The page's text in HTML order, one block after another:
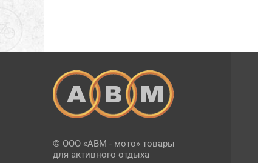
© ООО «АВМ - мото» товары
для активного отдыха